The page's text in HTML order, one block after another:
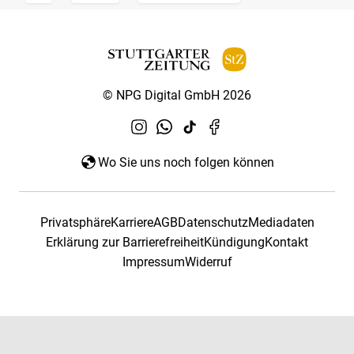
© NPG Digital GmbH 2026
Wo Sie uns noch folgen können
PrivatsphäreKarriereAGBDatenschutzMediadaten
Erklärung zur BarrierefreiheitKündigungKontakt
ImpressumWiderruf